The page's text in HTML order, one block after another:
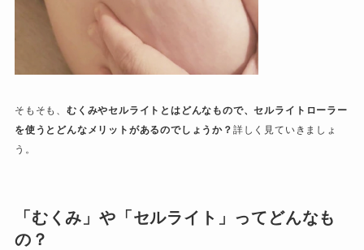
そもそも、 むくみやセルライトとはどんなもので、セルライトローラー
を使うとどんなメリットがあるのでしょうか？ 詳しく見ていきましょ
う。
「むくみ」や「セルライト」ってどんなも
の？